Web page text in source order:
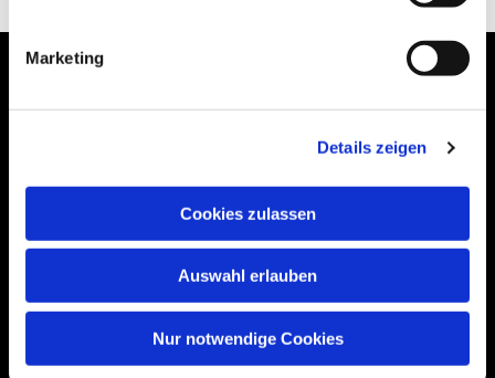
Marketing
Details zeigen
Cookies zulassen
Auswahl erlauben
Nur notwendige Cookies
99089 Erfurt, Thüringen
Bitte akzeptieren Sie Marketing-Cookies,
um diese Karte anzuzeigen.
Accept cookies